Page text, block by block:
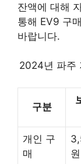
잔액에 대해
통해 EV9 구
바랍니다.
2024년 파주
구분
개인 구
매
원